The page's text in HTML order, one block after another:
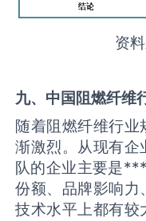
资
九、中国阻燃纤维
随着阻燃纤维行
渐激烈。从现有企
队的企业主要是
份额、品牌影响力
技术水平上都有较